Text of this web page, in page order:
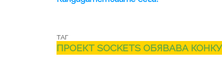
ТАГ
ПРОЕКТ SOCKETS ОБЯВАВА